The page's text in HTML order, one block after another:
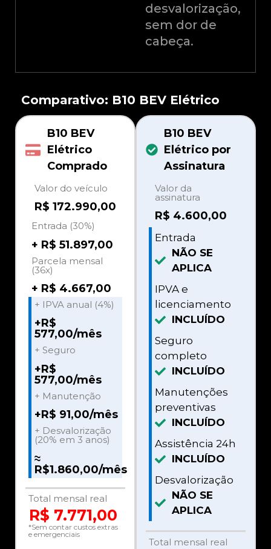
desvalorização,
sem dor de
cabeça.
Comparativo: B10 BEV Elétrico
B10 BEV
Elétrico
Comprado
Valor do veículo
R$ 172.990,00
Entrada (30%)
+ R$ 51.897,00
Parcela mensal
(36x)
+ R$ 4.667,00
+ IPVA anual (4%)
+R$
577,00/mês
+ Seguro
+R$
577,00/mês
+ Manutenção
+R$ 91,00/mês
+ Desvalorização
(20% em 3 anos)
≈
R$1.860,00/mês
Total mensal real
R$ 7.771,00
*Sem contar custos extras
e emergenciais
B10 BEV
Elétrico por
Assinatura
Valor da
assinatura
R$ 4.600,00
Entrada
NÃO SE
APLICA
IPVA e
licenciamento
INCLUÍDO
Seguro
completo
INCLUÍDO
Manutenções
preventivas
INCLUÍDO
Assistência 24h
INCLUÍDO
Desvalorização
NÃO SE
APLICA
Total mensal real